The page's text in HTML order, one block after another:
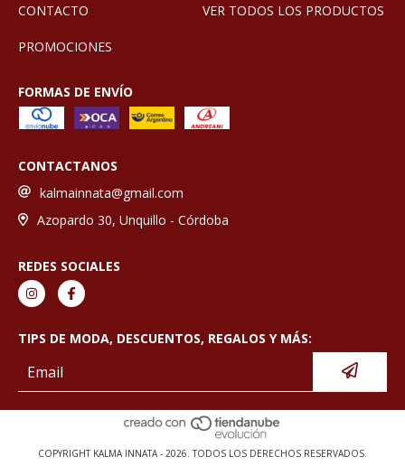
CONTACTO
VER TODOS LOS PRODUCTOS
PROMOCIONES
FORMAS DE ENVÍO
CONTACTANOS
kalmainnata@gmail.com
Azopardo 30, Unquillo - Córdoba
REDES SOCIALES
TIPS DE MODA, DESCUENTOS, REGALOS Y MÁS:
COPYRIGHT KALMA INNATA - 2026. TODOS LOS DERECHOS RESERVADOS.